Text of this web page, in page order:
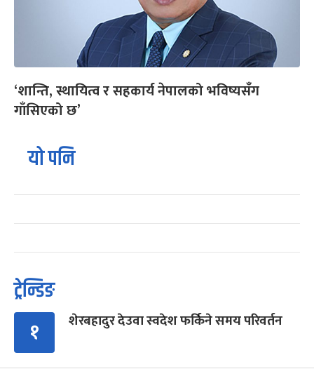
‘शान्ति, स्थायित्व र सहकार्य नेपालको भविष्यसँग
गाँसिएको छ’
यो पनि
ट्रेन्डिङ
१ शेरबहादुर देउवा स्वदेश फर्किने समय परिवर्तन